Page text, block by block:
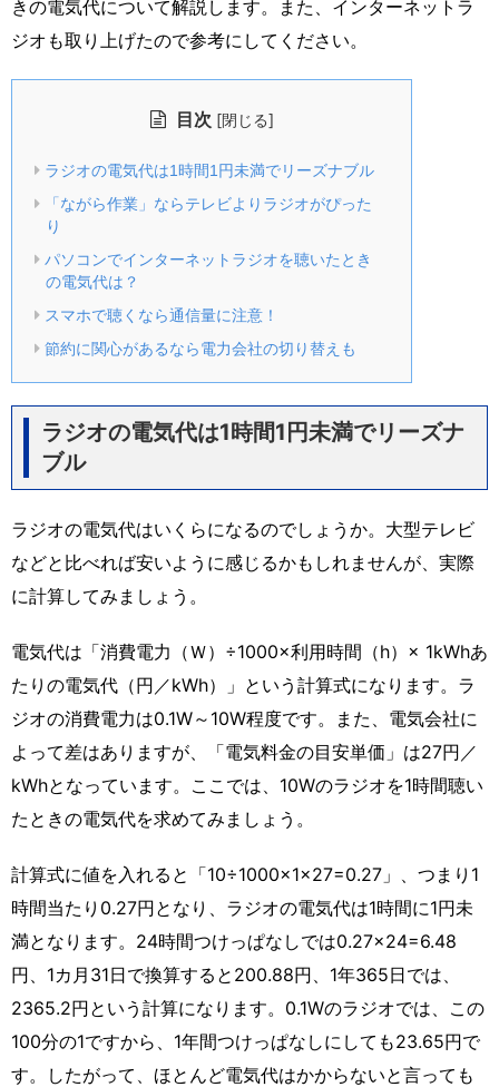
きの電気代について解説します。また、インターネットラ
ジオも取り上げたので参考にしてください。
目次 [閉じる]
ラジオの電気代は1時間1円未満でリーズナブル
「ながら作業」ならテレビよりラジオがぴった
り
パソコンでインターネットラジオを聴いたとき
の電気代は？
スマホで聴くなら通信量に注意！
節約に関心があるなら電力会社の切り替えも
ラジオの電気代は1時間1円未満でリーズナ
ブル
ラジオの電気代はいくらになるのでしょうか。大型テレビ
などと比べれば安いように感じるかもしれませんが、実際
に計算してみましょう。
電気代は「消費電力（Ｗ）÷1000×利用時間（h）× 1kWhあ
たりの電気代（円／kWh）」という計算式になります。ラ
ジオの消費電力は0.1W～10W程度です。また、電気会社に
よって差はありますが、「電気料金の目安単価」は27円／
kWhとなっています。ここでは、10Wのラジオを1時間聴い
たときの電気代を求めてみましょう。
計算式に値を入れると「10÷1000×1×27=0.27」、つまり1
時間当たり0.27円となり、ラジオの電気代は1時間に1円未
満となります。24時間つけっぱなしでは0.27×24=6.48
円、1カ月31日で換算すると200.88円、1年365日では、
2365.2円という計算になります。0.1Wのラジオでは、この
100分の1ですから、1年間つけっぱなしにしても23.65円で
す。したがって、ほとんど電気代はかからないと言っても